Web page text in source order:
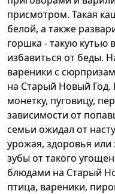
присмотром. Такая
белой, а также
горшка - такую кутью
избавиться от беды.
вареники с
на Старый Новый Год.
монетку, пуговицу,
зависимости от
семьи ожидал от
урожая, здоровья или
зубы от такого
блюдами на Старый
птица, вареники,